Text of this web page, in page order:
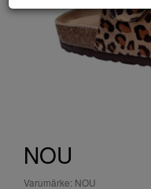
NOU
Varumärke: NOU